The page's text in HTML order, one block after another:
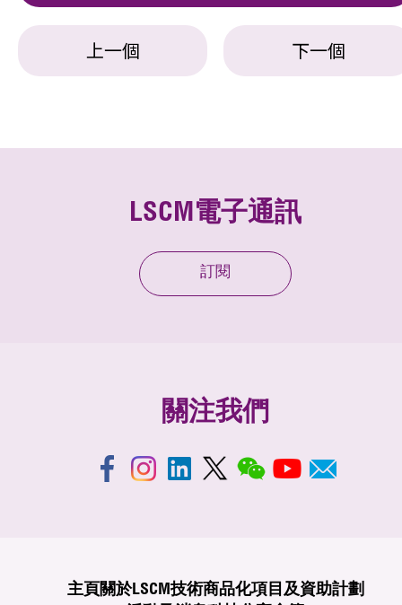
上一個 下一個
LSCM電子通訊
訂閱
關注我們
主頁 關於LSCM技術商品化項目及資助計劃